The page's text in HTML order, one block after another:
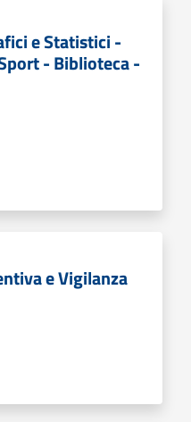
e Statistici -
- Biblioteca -
e Vigilanza